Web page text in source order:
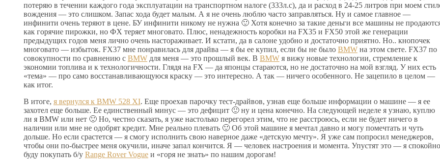
потеряю в течении каждого года эксплуатации на транспортном налоге (333л.с), да и расход в 24-25 литров при моем
вождения — это слишком. Запас хода будет малым. А я не очень люблю часто заправляться. Ну и самое главное —
инфинити очень теряют в цене. БУ инфинити никому не нужна 🙂 Хотя конечно за такие деньги все машины не
как горячие пирожки, но ФХ теряет многовато. Плюс, ненадежность коробки на FX35 и FX50 этой же генерации
предыдущих годов меня лично очень настораживает. И кстати, да в салоне удобно и достаточно приятно. Но.. кнопочек
многовато — избыток. FX37 мне понравилась для драйва — я бы ее купил, если бы не было BMW на этом свете. FX37 по
совокупности по сравнению с BMW для меня — это прошлый век. В BMW я вижу новые технологии, стремление к
экономии топлива и к технологичности. Глядя на FX — да японцы стараются, но не достаточно на мой взгляд. У них есть
«тема» — про само восстанавливающуюся краску — это интересно. А так — ничего особенного. Не зацепило в целом —
как итог.
В итоге, я вернулся к BMW 528 XI. Еще проехав парочку тест-драйвов, узнав еще больше информации о машине — я ее
захотел еще больше. Ее единственный минус — это дефицит 🙂 ну и цена конечно. На следующей неделе я узнаю, куплю
ли я BMW или нет 🙂 Но, честно сказать, я уже настолько перегорел этим, что не расстроюсь, если не будет ничего в
наличии или мне не одобрят кредит. Мне реально плевать 🙂 Об этой машине я мечтал давно и могу помечтать и чуть
дольше. Но если срастется — я смогу исполнить свою наверное даже «детскую мечту». Я уже сам попросил менеджеров,
чтобы они по-быстрее меня окучили, иначе запал кончится. Я — человек настроения и момента. Упустят это — я спокойно
буду покупать б/у Range Rover Vogue и «горя не знать» по нашим дорогам!